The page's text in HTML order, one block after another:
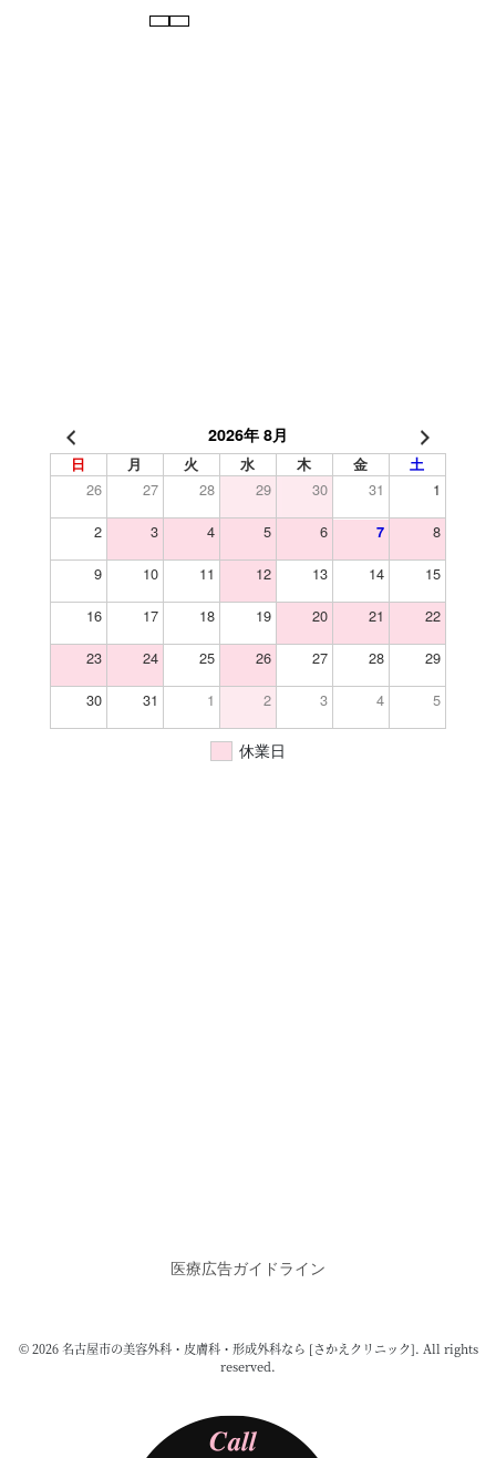
2026年 8月
日 月 火 水 木 金 土
26 27 28 29 30 31
1
2
3 4 5 6 7
8
9
10 11 12 13 14
15
16
17 18 19 20 21
22
23
24 25 26 27 28
29
30
31 1 2 3 4 5
休業日
医療広告ガイドライン
© 2026 名古屋市の美容外科・皮膚科・形成外科なら [さかえクリニック]. All rights
reserved.